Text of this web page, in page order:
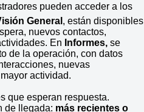
pueden acceder a los
General , están disponibles
nuevos contactos,
En Informes, se
de la operación, con datos
nuevas
actividad.
que esperan respuesta.
de llegada: más recientes o